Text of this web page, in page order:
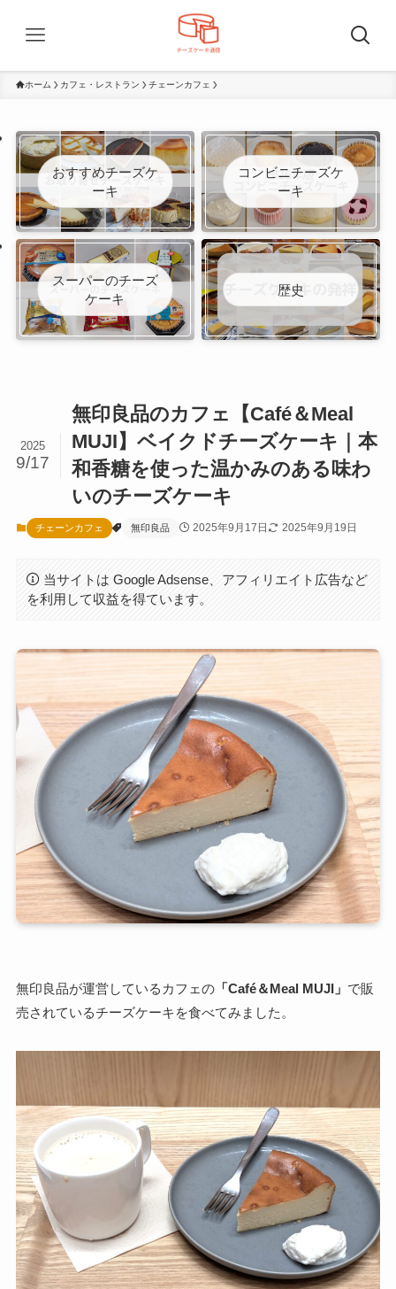
ホーム カフェ・レストラン チェーンカフェ
おすすめチーズケ
ーキ
コンビニチーズケ
ーキ
スーパーのチーズ
ケーキ
歴史
無印良品のカフェ【Café＆Meal
MUJI】ベイクドチーズケーキ｜本
和香糖を使った温かみのある味わ
いのチーズケーキ
2025
9/17
チェーンカフェ 無印良品 2025年9月17日 2025年9月19日
当サイトは Google Adsense、アフィリエイト広告など
を利用して収益を得ています。
無印良品が運営しているカフェの「Café＆Meal MUJI」 で販
売されているチーズケーキを食べてみました。